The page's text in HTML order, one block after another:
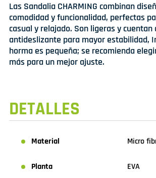
Las Sandalia CHARMING combinan
comodidad y funcionalidad, perfectas
casual y relajado. Son ligeras y cuentan
antideslizante para mayor estabilidad,
horma es pequeña; se recomienda
más para un mejor ajuste.
DETALLES
Material Micro
Planta EVA